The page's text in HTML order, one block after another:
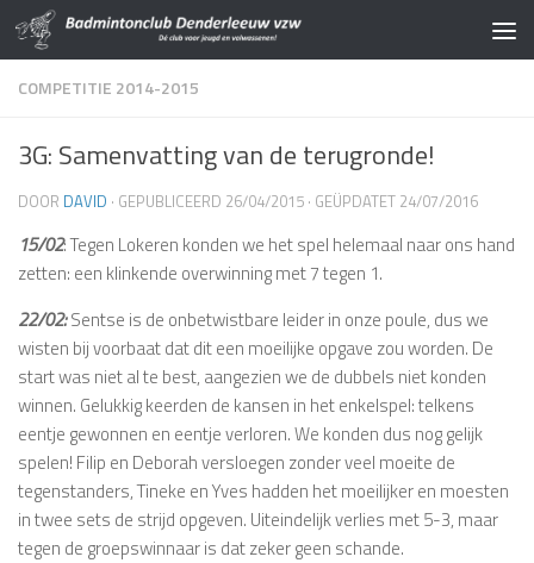
Doorgaan naar inhoud
COMPETITIE 2014-2015
3G: Samenvatting van de terugronde!
DOOR DAVID · GEPUBLICEERD 26/04/2015 · GEÜPDATET 24/07/2016
15/02: Tegen Lokeren konden we het spel helemaal naar ons hand
zetten: een klinkende overwinning met 7 tegen 1.
22/02:Sentse is de onbetwistbare leider in onze poule, dus we
wisten bij voorbaat dat dit een moeilijke opgave zou worden. De
start was niet al te best, aangezien we de dubbels niet konden
winnen. Gelukkig keerden de kansen in het enkelspel: telkens
eentje gewonnen en eentje verloren. We konden dus nog gelijk
spelen! Filip en Deborah versloegen zonder veel moeite de
tegenstanders, Tineke en Yves hadden het moeilijker en moesten
in twee sets de strijd opgeven. Uiteindelijk verlies met 5-3, maar
tegen de groepswinnaar is dat zeker geen schande.